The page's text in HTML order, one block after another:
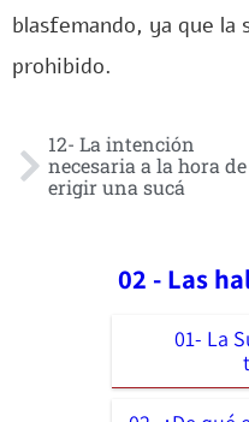
blasfemando, ya que la
prohibido.
12- La intención
necesaria a la hora de
erigir una sucá
02 - Las
01- La